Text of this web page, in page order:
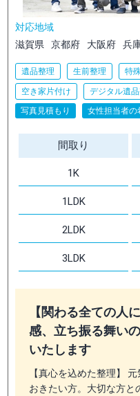
対応地域
滋賀県
京都府 大阪府 兵
遺品整理 生前整理 特
空き家片付け デジタル遺
写真見積もり
女性担当者の
間取り
1K
1LDK
2LDK
3LDK
【関わる全ての人
感、立ち振る舞い
いたします
【真心を込めた整理】
おきたい方。大切な方と